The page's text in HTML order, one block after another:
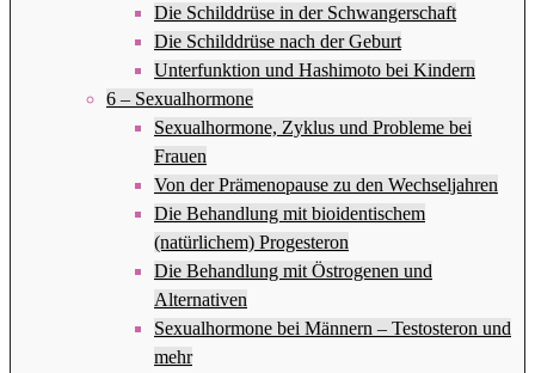
Die Schilddrüse in der Schwangerschaft
Die Schilddrüse nach der Geburt
Unterfunktion und Hashimoto bei Kindern
6 – Sexualhormone
Sexualhormone, Zyklus und Probleme bei
Frauen
Von der Prämenopause zu den Wechseljahren
Die Behandlung mit bioidentischem
(natürlichem) Progesteron
Die Behandlung mit Östrogenen und
Alternativen
Sexualhormone bei Männern – Testosteron und
mehr